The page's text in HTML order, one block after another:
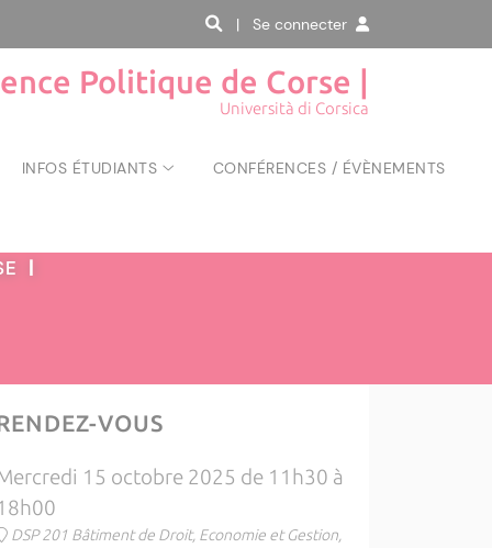
| Se connecter
Politique de Corse |
Università di Corsica
INFOS ÉTUDIANTS CONFÉRENCES / ÉVÈNEMENTS
|
VOUS
15 octobre 2025 de 11h30 à
DSP 201 Bâtiment de Droit, Economie et Gestion,